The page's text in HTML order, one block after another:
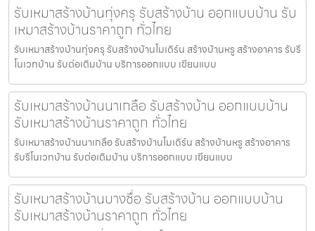
รับเหมาสร้างบ้านทุ่งครุ รับสร้างบ้าน ออกแบบบ้าน รับ
เหมาสร้างบ้านราคาถูก ทั่วไทย
รับเหมาสร้างบ้านทุ่งครุ รับสร้างบ้านโมเดิร์น สร้างบ้านหรู สร้างอาคาร รับรี
โนเวทบ้าน รับต่อเติมบ้าน บริการออกแบบ เขียนแบบ
รับเหมาสร้างบ้านนาเกลือ รับสร้างบ้าน ออกแบบบ้าน
รับเหมาสร้างบ้านราคาถูก ทั่วไทย
รับเหมาสร้างบ้านนาเกลือ รับสร้างบ้านโมเดิร์น สร้างบ้านหรู สร้างอาคาร
รับรีโนเวทบ้าน รับต่อเติมบ้าน บริการออกแบบ เขียนแบบ
รับเหมาสร้างบ้านบางซื่อ รับสร้างบ้าน ออกแบบบ้าน
รับเหมาสร้างบ้านราคาถูก ทั่วไทย